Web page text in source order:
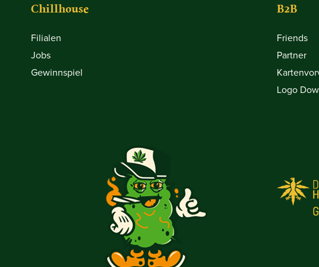
Chillhouse
Filialen
Jobs
Gewinnspiel
B2B
Friends
Partner
Logo